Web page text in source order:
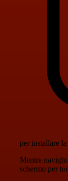
per installare
Mentre
schermo per